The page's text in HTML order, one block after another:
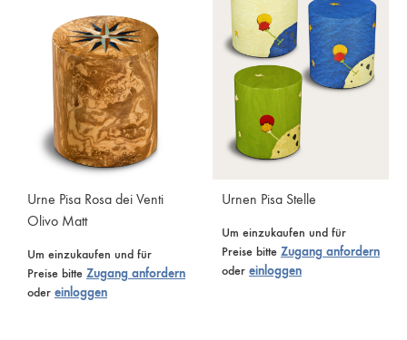
Urne Pisa Rosa dei Venti
Olivo Matt
Um einzukaufen und für
Preise bitte Zugang anfordern
oder einloggen
Urnen Pisa Stelle
Um einzukaufen und für
Preise bitte Zugang anfordern
oder einloggen